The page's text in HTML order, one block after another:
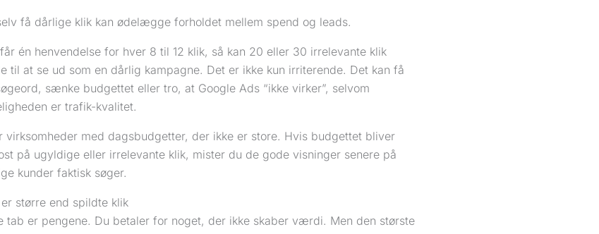
få dårlige klik kan ødelægge forholdet mellem spend og leads.
én henvendelse for hver 8 til 12 klik, så kan 20 eller 30 irrelevante klik
til at se ud som en dårlig kampagne. Det er ikke kun irriterende. Det kan få
sænke budgettet eller tro, at Google Ads “ikke virker”, selvom
er trafik-kvalitet.
med dagsbudgetter, der ikke er store. Hvis budgettet bliver
på ugyldige eller irrelevante klik, mister du de gode visninger senere på
kunder faktisk søger.
er større end spildte klik
tab er pengene. Du betaler for noget, der ikke skaber værdi. Men den største